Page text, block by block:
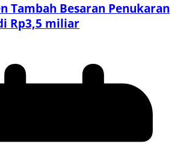
Tambah Besaran Penukaran
Rp3,5 miliar